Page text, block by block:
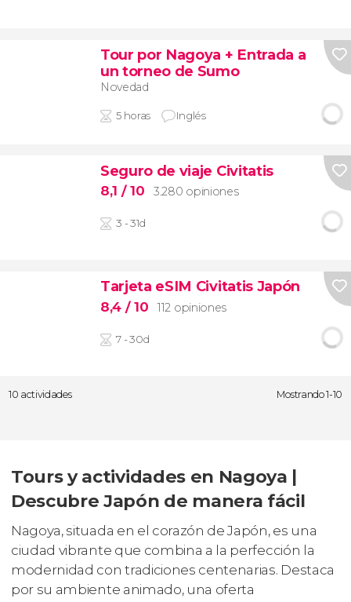
Tour por Nagoya + Entrada a
un torneo de Sumo
Novedad
5 horas Inglés
Seguro de viaje Civitatis
8,1 / 10 3.280 opiniones
3 - 31d
Tarjeta eSIM Civitatis Japón
8,4 / 10 112 opiniones
7 - 30d
10 actividades Mostrando 1-10
Tours y actividades en Nagoya |
Descubre Japón de manera fácil
Nagoya, situada en el corazón de Japón, es una
ciudad vibrante que combina a la perfección la
modernidad con tradiciones centenarias. Destaca
por su ambiente animado, una oferta